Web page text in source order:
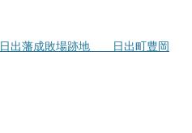
日出藩成敗場跡地 日出町豊岡